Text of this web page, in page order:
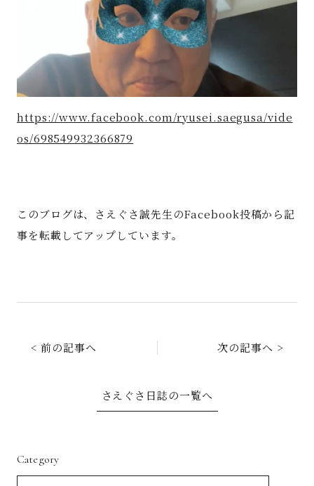
特定商取引法に基づく表記
https://www.facebook.com/ryusei.saegusa/vide
os/698549932366879
このブログは、さえぐさ誠先生のFacebook投稿から記
事を転載してアップしています。
< 前の記事へ 次の記事へ >
さえぐさ日誌の一覧へ
Category